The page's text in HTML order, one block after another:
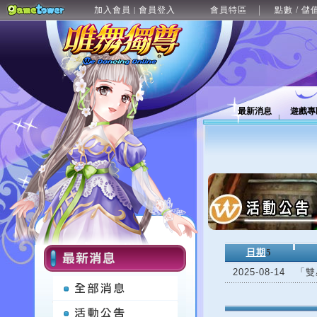
加入會員 | 會員登入 會員特區 點數 / 儲
最新消息 遊戲
日期 5
2025-08-14
「